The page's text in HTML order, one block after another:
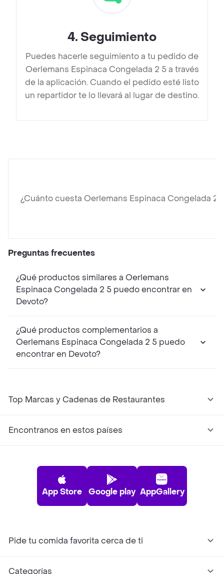
4. Seguimiento
Puedes hacerle seguimiento a tu pedido de
Oerlemans Espinaca Congelada 2 5 a través
de la aplicación. Cuando el pedido esté listo
un repartidor te lo llevará al lugar de destino.
¿Cuánto cuesta Oerlemans Espinaca Congelada 2
Preguntas frecuentes
¿Qué productos similares a Oerlemans
Espinaca Congelada 2 5 puedo encontrar en
Devoto?
¿Qué productos complementarios a
Oerlemans Espinaca Congelada 2 5 puedo
encontrar en Devoto?
Top Marcas y Cadenas de Restaurantes
Encontranos en estos países
App Store Google play AppGallery
Pide tu comida favorita cerca de ti
Categorías